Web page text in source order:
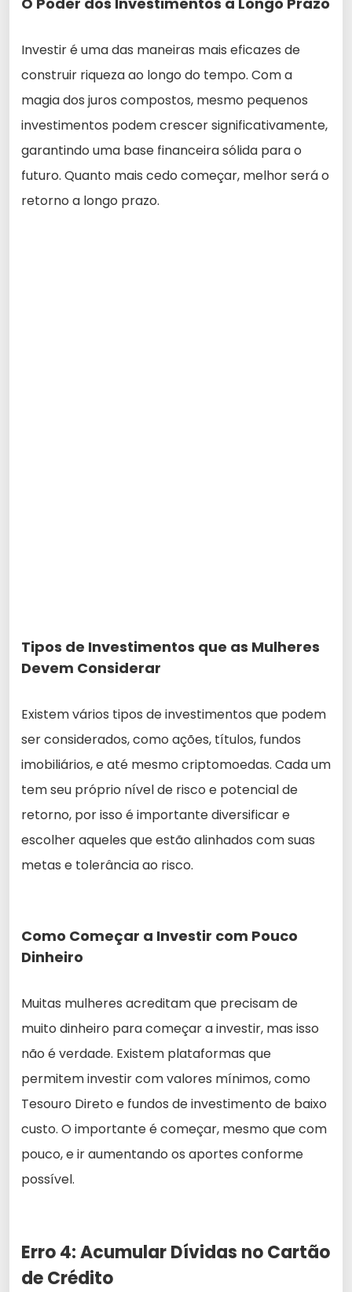
Investir é uma das maneiras mais eficazes de
construir riqueza ao longo do tempo. Com a
magia dos juros compostos, mesmo pequenos
investimentos podem crescer significativamente,
garantindo uma base financeira sólida para o
futuro. Quanto mais cedo começar, melhor será o
retorno a longo prazo.
Tipos de Investimentos que as Mulheres
Devem Considerar
Existem vários tipos de investimentos que podem
ser considerados, como ações, títulos, fundos
imobiliários, e até mesmo criptomoedas. Cada um
tem seu próprio nível de risco e potencial de
retorno, por isso é importante diversificar e
escolher aqueles que estão alinhados com suas
metas e tolerância ao risco.
Como Começar a Investir com Pouco
Dinheiro
Muitas mulheres acreditam que precisam de
muito dinheiro para começar a investir, mas isso
não é verdade. Existem plataformas que
permitem investir com valores mínimos, como
Tesouro Direto e fundos de investimento de baixo
custo. O importante é começar, mesmo que com
pouco, e ir aumentando os aportes conforme
possível.
Erro 4: Acumular Dívidas no Cartão
de Crédito